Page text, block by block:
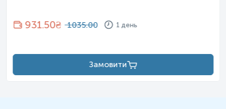
931.50₴ 1035.00 1 день
Замовити